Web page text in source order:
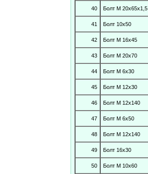
40 Болт М 20х65х1,5
41 Болт 10х50
42 Болт М 16х45
43 Болт М 20х70
44 Болт М 6х30
45 Болт М 12х30
46 Болт М 12х140
47 Болт М 6х50
48 Болт М 12х140
49 Болт 16х30
50 Болт М 10х60